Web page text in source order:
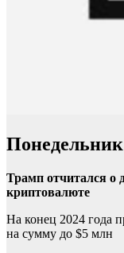
Понедельник
Трамп отчитался о
криптовалюте
На конец 2024 года
на сумму до $5 млн